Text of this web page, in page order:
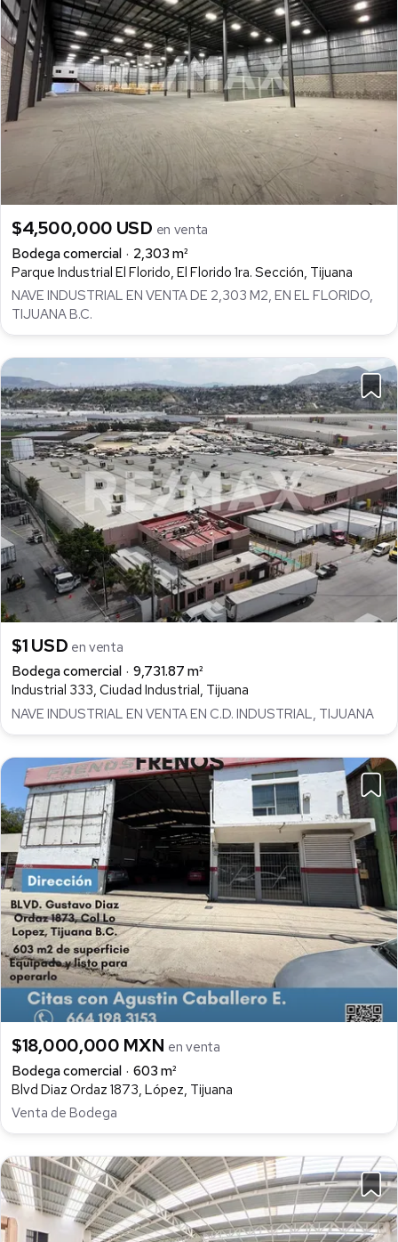
$4,500,000 USD en venta
Bodega comercial
2,303 m²
Parque Industrial El Florido, El Florido 1ra. Sección, Tijuana
NAVE INDUSTRIAL EN VENTA DE 2,303 M2, EN EL FLORIDO,
TIJUANA B.C.
$1 USD en venta
Bodega comercial
9,731.87 m²
Industrial 333, Ciudad Industrial, Tijuana
NAVE INDUSTRIAL EN VENTA EN C.D. INDUSTRIAL, TIJUANA
$18,000,000 MXN en venta
Bodega comercial
603 m²
Blvd Diaz Ordaz 1873, López, Tijuana
Venta de Bodega